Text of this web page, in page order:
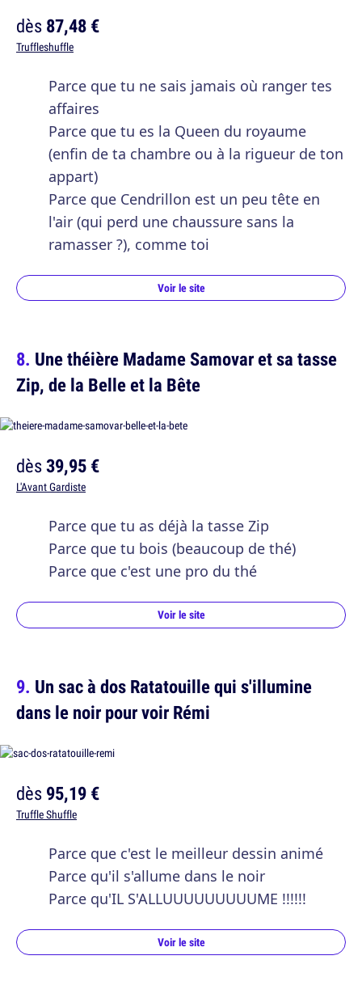
dès87,48 €
Truffleshuffle
Parce que tu ne sais jamais où ranger tes
affaires
Parce que tu es la Queen du royaume
(enfin de ta chambre ou à la rigueur de ton
appart)
Parce que Cendrillon est un peu tête en
l'air (qui perd une chaussure sans la
ramasser ?), comme toi
Voir le site
Une théière Madame Samovar et sa tasse
Zip, de la Belle et la Bête
dès39,95 €
L'Avant Gardiste
Parce que tu as déjà la tasse Zip
Parce que tu bois (beaucoup de thé)
Parce que c'est une pro du thé
Voir le site
Un sac à dos Ratatouille qui s'illumine
dans le noir pour voir Rémi
dès95,19 €
Truffle Shuffle
Parce que c'est le meilleur dessin animé
Parce qu'il s'allume dans le noir
Parce qu'IL S'ALLUUUUUUUUUME !!!!!!
Voir le site